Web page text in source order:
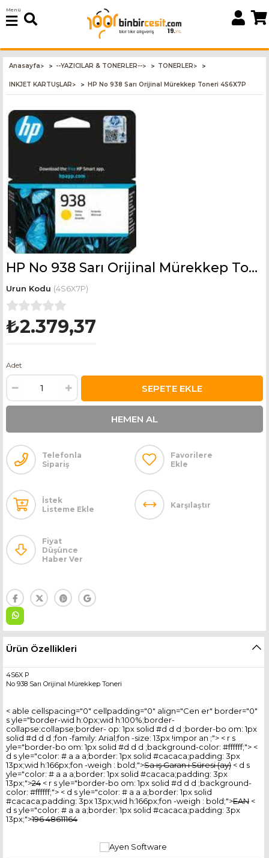
Menü
Anasayfa> --YAZICILAR & TONERLER--> TONERLER>
INKJET KARTUŞLAR> HP No 938 Sarı Orijinal Mürekkep Toneri 4S6X7P
HP No 938 Sarı Orijinal Mürekkep Toneri 4S6X7P
(4S6X7P)
₺2.379,37
Adet
Telefonla
Sipariş
Favorilere
Ekle
İstek
Listeme Ekle
Karşılaştır
Fiyat
Düşünce
Haber Ver
Ürün Özellikleri
4S6X P
No 938 Sarı Orijinal Mürekkep Toneri
< able cellspacing="0" cellpadding="0" align="Cen er" border="0"
s yle="border-wid h:0px;wid h:100%;border-
collapse:collapse;border- op: 1px solid #d d d ;border-bo om: 1px
solid #d d d ;fon -family: Arial;fon -size: 13px !impor an ;"> < r s
yle="border-bo om: 1px solid #d d d ;background-color: #ffffff;"> <
d s yle="color: # a a a;border: 1px solid #cacaca;padding: 3px
13px;wid h:166px;fon -weigh : bold;">Sa ış Garan i Süresi (ay) < d s
yle="color: # a a a;border: 1px solid #cacaca;padding: 3px
13px;">24 < r s yle="border-bo om: 1px solid #d d d ;background-
color: #ffffff;"> < d s yle="color: # a a a;border: 1px solid
#cacaca;padding: 3px 13px;wid h:166px;fon -weigh : bold;">EAN <
d s yle="color: # a a a;border: 1px solid #cacaca;padding: 3px
13px;">196 48611164